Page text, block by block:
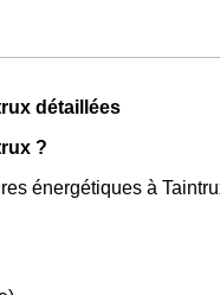
détaillées
?
énergétiques à